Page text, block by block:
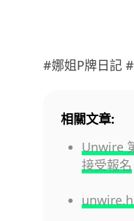
#娜姐P牌日記
相關文章:
Unwire
接受報名